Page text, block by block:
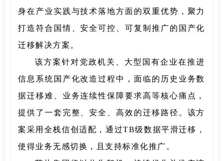
身在产业实践与技术落地方面的双重优势，聚力
打造符合国情、安全可控、可复制推广的国产化
迁移解决方案。
该方案针对党政机关、大型国有企业在推进
信息系统国产化改造过程中，面临的历史业务数
据迁移难、业务连续性保障要求高等核心痛点，
提供了一套完整、安全、高效的迁移路径。该方
案采用全栈信创适配，通过TB级数据平滑迁移，
使得业务无感切换，且支持标准化推广。